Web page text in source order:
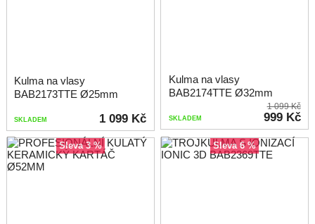
Kulma na vlasy
BAB2173TTE Ø25mm
1 099 Kč
SKLADEM
Kulma na vlasy
BAB2174TTE Ø32mm
1 099 Kč
999 Kč
SKLADEM
sleva 3 % sleva 6 %